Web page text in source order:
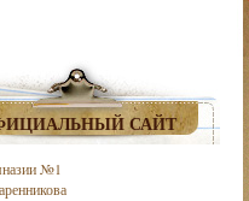
САЙТ
№1